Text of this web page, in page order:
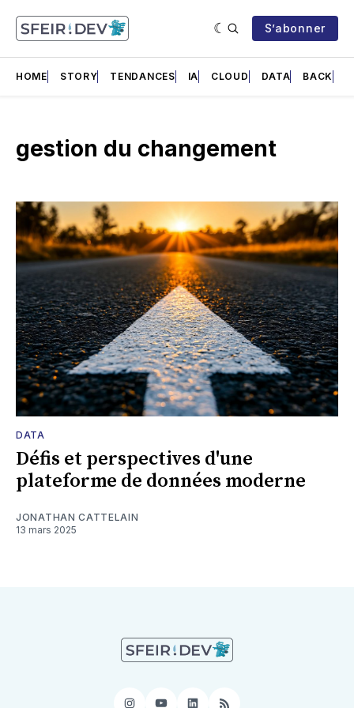
S’abonner
HOME STORY TENDANCES IA CLOUD DATA BACK
gestion du changement
DATA
Défis et perspectives d'une
plateforme de données moderne
JONATHAN CATTELAIN
13 mars 2025